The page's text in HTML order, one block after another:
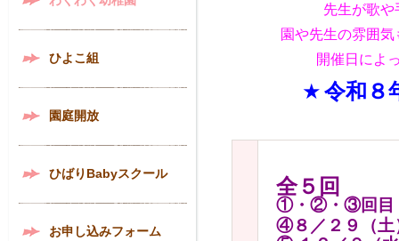
ひよこ組
園庭開放
ひばりBabyスクール
お申し込みフォーム
先生が歌や
園や先生の雰囲気も感
開催日によっては園
★令和８
全５回
①・②・ ③回
④８／２９（土